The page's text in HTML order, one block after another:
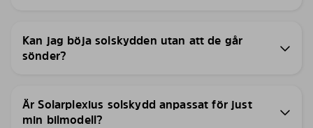
Kan jag böja solskydden utan att de går
sönder?
Är Solarplexius solskydd anpassat för just
min bilmodell?